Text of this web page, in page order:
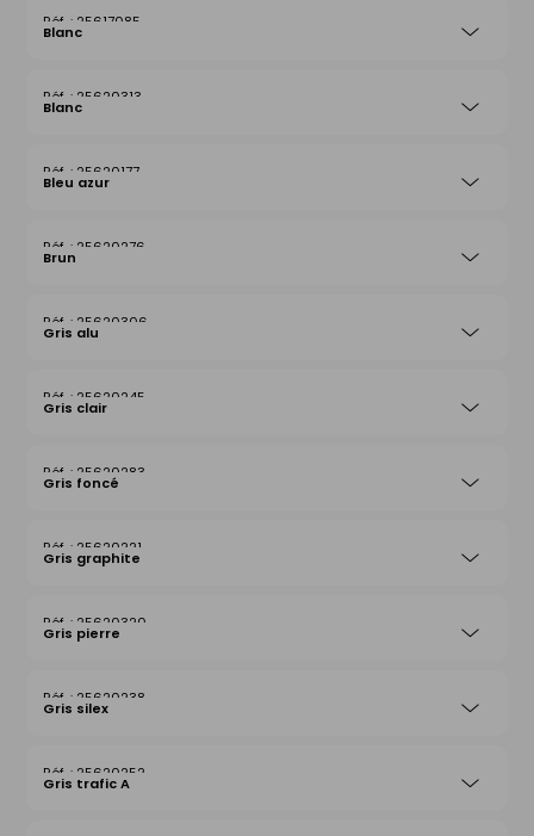
25617085
Blanc
25620313
Blanc
25620177
Bleu azur
25620276
Brun
25620306
Gris alu
25620245
Gris clair
25620283
Gris foncé
25620221
Gris graphite
25620320
Gris pierre
25620238
Gris silex
25620252
Gris trafic A